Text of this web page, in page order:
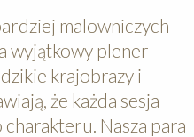
malowniczych
wyjątkowy plener
krajobrazy i
że każda sesja
Nasza para